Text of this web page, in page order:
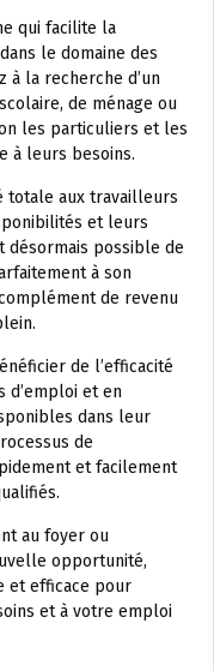
qui facilite la
le domaine des
à la recherche d’un
de ménage ou
les particuliers et les
à leurs besoins.
totale aux travailleurs
et leurs
désormais possible de
à son
de revenu
de l’efficacité
d’emploi et en
dans leur
de
et facilement
au foyer ou
opportunité,
et efficace pour
et à votre emploi